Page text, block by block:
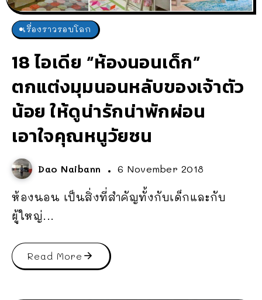
เรื่องราวรอบโลก
18 ไอเดีย “ห้องนอนเด็ก”
ตกแต่งมุมนอนหลับของเจ้าตัว
น้อย ให้ดูน่ารักน่าพักผ่อน
เอาใจคุณหนูวัยซน
Dao Naibann 6 November 2018
ห้องนอน เป็นสิ่งที่สำคัญทั้งกับเด็กและกับ
ผู้ใหญ่...
Read More